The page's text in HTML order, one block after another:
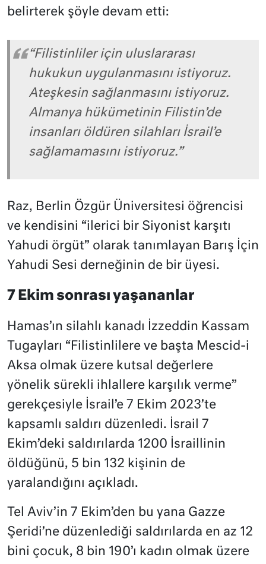
belirterek şöyle devam etti:
“Filistinliler için uluslararası
hukukun uygulanmasını istiyoruz.
Ateşkesin sağlanmasını istiyoruz.
Almanya hükümetinin Filistin’de
insanları öldüren silahları İsrail’e
sağlamamasını istiyoruz.”
Raz, Berlin Özgür Üniversitesi öğrencisi
ve kendisini “ilerici bir Siyonist karşıtı
Yahudi örgüt” olarak tanımlayan Barış İçin
Yahudi Sesi derneğinin de bir üyesi.
7 Ekim sonrası yaşananlar
Hamas’ın silahlı kanadı İzzeddin Kassam
Tugayları “Filistinlilere ve başta Mescid-i
Aksa olmak üzere kutsal değerlere
yönelik sürekli ihlallere karşılık verme”
gerekçesiyle İsrail’e 7 Ekim 2023’te
kapsamlı saldırı düzenledi. İsrail 7
Ekim’deki saldırılarda 1200 İsraillinin
öldüğünü, 5 bin 132 kişinin de
yaralandığını açıkladı.
Tel Aviv’in 7 Ekim’den bu yana Gazze
Şeridi’ne düzenlediği saldırılarda en az 12
bini çocuk, 8 bin 190’ı kadın olmak üzere